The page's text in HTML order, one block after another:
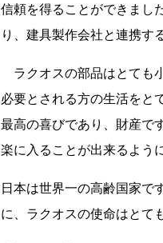
信頼を得ることができまし
り、建具製作会社と連携す
ラクオスの部品はとても
必要とされる方の生活をと
最高の喜びであり、財産で
楽に入ることが出来るよう
日本は世界一の高齢国家で
に、ラクオスの使命はとて